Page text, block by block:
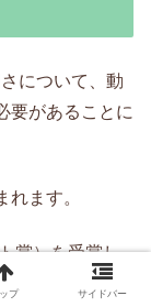
について、動
要があることに
ます。
賞）を受賞し
プ サイドバー